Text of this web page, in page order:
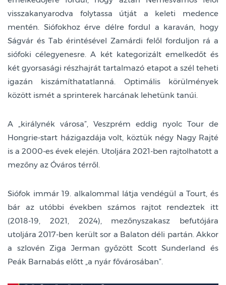
visszakanyarodva folytassa útját a keleti medence
mentén. Siófokhoz érve délre fordul a karaván, hogy
Ságvár és Tab érintésével Zamárdi felől forduljon rá a
siófoki célegyenesre. A két kategorizált emelkedőt és
két gyorsasági részhajrát tartalmazó etapot a szél teheti
igazán kiszámíthatatlanná. Optimális körülmények
között ismét a sprinterek harcának lehetünk tanúi.
A „királynék városa”, Veszprém eddig nyolc Tour de
Hongrie-start házigazdája volt, köztük négy Nagy Rajté
is a 2000-es évek elején. Utoljára 2021-ben rajtolhatott a
mezőny az Óváros térről.
Siófok immár 19. alkalommal látja vendégül a Tourt, és
bár az utóbbi években számos rajtot rendeztek itt
(2018-19, 2021, 2024), mezőnyszakasz befutójára
utoljára 2017-ben került sor a Balaton déli partán. Akkor
a szlovén Ziga Jerman győzött Scott Sunderland és
Peák Barnabás előtt „a nyár fővárosában”.